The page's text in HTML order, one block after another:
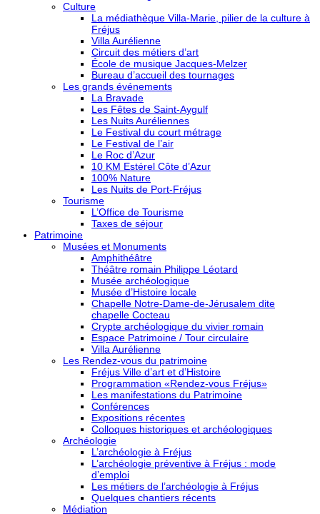
Culture
La médiathèque Villa-Marie, pilier de la culture à
Fréjus
Villa Aurélienne
Circuit des métiers d’art
École de musique Jacques-Melzer
Bureau d’accueil des tournages
Les grands événements
La Bravade
Les Fêtes de Saint-Aygulf
Les Nuits Auréliennes
Le Festival du court métrage
Le Festival de l’air
Le Roc d’Azur
10 KM Estérel Côte d’Azur
100% Nature
Les Nuits de Port-Fréjus
Tourisme
L’Office de Tourisme
Taxes de séjour
Patrimoine
Musées et Monuments
Amphithéâtre
Théâtre romain Philippe Léotard
Musée archéologique
Musée d’Histoire locale
Chapelle Notre-Dame-de-Jérusalem dite
chapelle Cocteau
Crypte archéologique du vivier romain
Espace Patrimoine / Tour circulaire
Villa Aurélienne
Les Rendez-vous du patrimoine
Fréjus Ville d’art et d’Histoire
Programmation «Rendez-vous Fréjus»
Les manifestations du Patrimoine
Conférences
Expositions récentes
Colloques historiques et archéologiques
Archéologie
L’archéologie à Fréjus
L’archéologie préventive à Fréjus : mode
d’emploi
Les métiers de l’archéologie à Fréjus
Quelques chantiers récents
Médiation